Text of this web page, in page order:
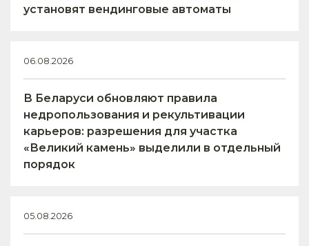
установят вендинговые автоматы
06.08.2026
В Беларуси обновляют правила
недропользования и рекультивации
карьеров: разрешения для участка
«Великий камень» выделили в отдельный
порядок
05.08.2026